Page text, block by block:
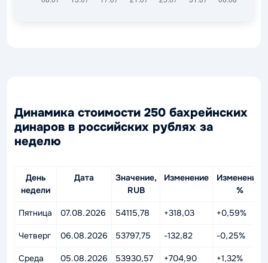
Динамика стоимости 250 бахрейнских
динаров в российских рублях за
неделю
День
недели
Дата
Значение,
RUB
Изменение
Изменение,
%
Пятница 07.08.2026 54115,78 +318,03 +0,59%
Четверг 06.08.2026 53797,75 -132,82 -0,25%
Среда 05.08.2026 53930,57 +704,90 +1,32%